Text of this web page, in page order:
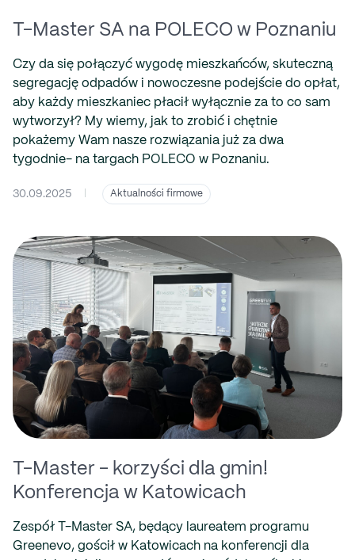
T-Master SA na POLECO w Poznaniu
Czy da się połączyć wygodę mieszkańców, skuteczną
segregację odpadów i nowoczesne podejście do opłat,
aby każdy mieszkaniec płacił wyłącznie za to co sam
wytworzył? My wiemy, jak to zrobić i chętnie
pokażemy Wam nasze rozwiązania już za dwa
tygodnie- na targach POLECO w Poznaniu.
30.09.2025 Aktualności firmowe
T-Master - korzyści dla gmin!
Konferencja w Katowicach
Zespół T-Master SA, będący laureatem programu
Greenevo, gościł w Katowicach na konferencji dla